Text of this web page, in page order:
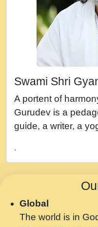
तू कर प्रीतम से
2018 - Rishikesh -
Maharaj.mp3
न म गवद गपल गद
नह भरस रह
सहर चरण क .....mp3
बगड नसब कसन
shastri ji
Chahe Ram Ho
मझ अपन जवन
Shri ravinandan
Swami Shri
A portent of
Gurudev is a
guide, a writer, a
.
Global
The world is in